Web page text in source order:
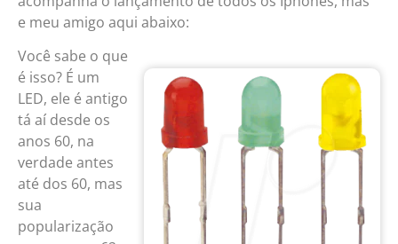
e meu amigo aqui abaixo:
Você sabe o que
é isso? É um
LED, ele é antigo
tá aí desde os
anos 60, na
verdade antes
até dos 60, mas
sua
popularização